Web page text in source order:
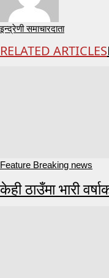
इन्द्रेणी समाचारदाता
RELATED ARTICLES
Feature Breaking news
केही ठाउँमा भारी